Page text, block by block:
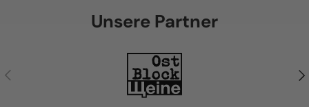
Unsere Partner
Vorherige